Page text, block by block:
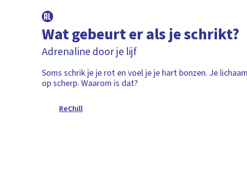
Wat gebeurt er als je schrikt?
Adrenaline door je lijf
Soms schrik je je rot en voel je je hart bonzen. Je
op scherp. Waarom is dat?
ReChill